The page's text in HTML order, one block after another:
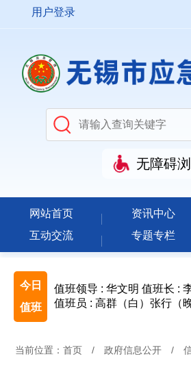
用户登录
无障碍
网站首页 资讯中心
互动交流
专题专栏
今日
值班
值班领导 : 华文明 值班长 :
值班员 : 高群（白）张行（晚
当前位置： 首页 / 政府信息公开 /